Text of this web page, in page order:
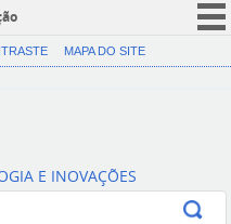
CORONAVÍRUS (COVID-19)
Canais
MAPA DO SITE
E INOVAÇÕES